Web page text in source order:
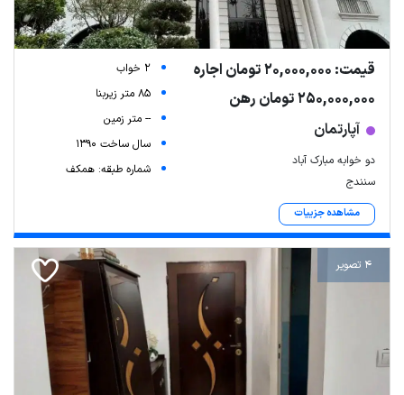
قیمت: 20,000,000 تومان اجاره
250,000,000 تومان رهن
آپارتمان
دو خوابه مبارک آباد
سنندج
مشاهده جزییات
2 خواب
85 متر زیربنا
-- متر زمین
سال ساخت 1390
شماره طبقه: همکف
4 تصویر